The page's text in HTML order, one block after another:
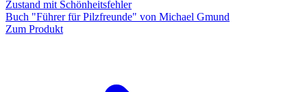
Zustand mit Schönheitsfehler
Buch "Führer für Pilzfreunde" von Michael Gmund
Zum Produkt